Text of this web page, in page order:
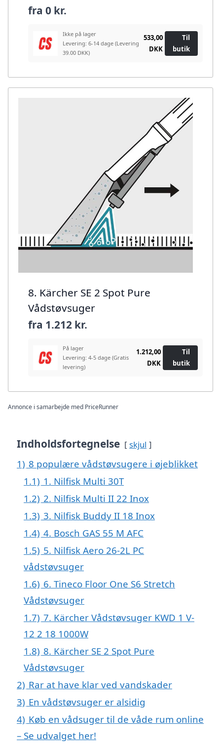
fra 0 kr.
Ikke på lager
Levering: 6-14 dage (Levering
39.00 DKK)
533,00
DKK
Til
butik
8. Kärcher SE 2 Spot Pure
Vådstøvsuger
fra 1.212 kr.
På lager
Levering: 4-5 dage (Gratis
levering)
1.212,00
DKK
Til
butik
Annonce i samarbejde med PriceRunner
Indholdsfortegnelse skjul
1) 8 populære vådstøvsugere i øjeblikket
1.1) 1. Nilfisk Multi 30T
1.2) 2. Nilfisk Multi II 22 Inox
1.3) 3. Nilfisk Buddy II 18 Inox
1.4) 4. Bosch GAS 55 M AFC
1.5) 5. Nilfisk Aero 26-2L PC
vådstøvsuger
1.6) 6. Tineco Floor One S6 Stretch
Vådstøvsuger
1.7) 7. Kärcher Vådstøvsuger KWD 1 V-
12 2 18 1000W
1.8) 8. Kärcher SE 2 Spot Pure
Vådstøvsuger
2) Rar at have klar ved vandskader
3) En vådstøvsuger er alsidig
4) Køb en vådsuger til de våde rum online
– Se udvalget her!